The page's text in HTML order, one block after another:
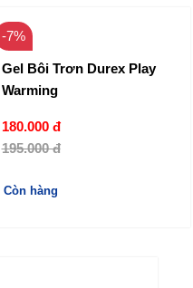
-7%
Gel Bôi Trơn Durex Play
Warming
180.000 đ
195.000 đ
Còn hàng